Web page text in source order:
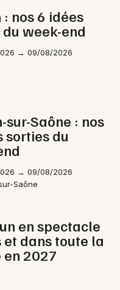
Franche-Comté
nos 6 idées
week-end
→ 09/08/2026
sur-Saône : nos
sorties du
→ 09/08/2026
Saône
en spectacle
et dans toute la
en 2027